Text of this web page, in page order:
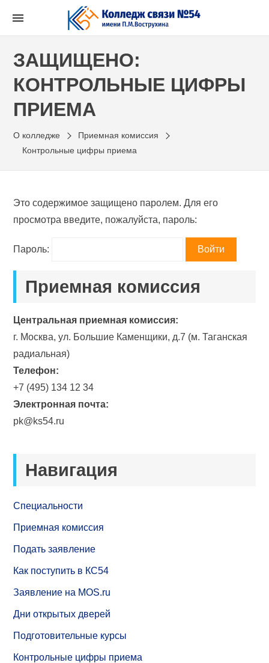
ЗАЩИЩЕНО:
КОНТРОЛЬНЫЕ ЦИФРЫ
ПРИЕМА
О колледже
Приемная комиссия
Контрольные цифры приема
Это содержимое защищено паролем. Для его
просмотра введите, пожалуйста, пароль:
Пароль:
Приемная комиссия
Центральная приемная комиссия:
г. Москва, ул. Большие Каменщики, д.7 (м. Таганская
радиальная)
Телефон:
+7 (495) 134 12 34
Электронная почта:
pk@ks54.ru
Навигация
Специальности
Приемная комиссия
Подать заявление
Как поступить в КС54
Заявление на MOS.ru
Дни открытых дверей
Подготовительные курсы
Контрольные цифры приема